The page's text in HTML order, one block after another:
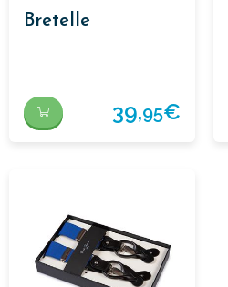
Bretelle
39,95€